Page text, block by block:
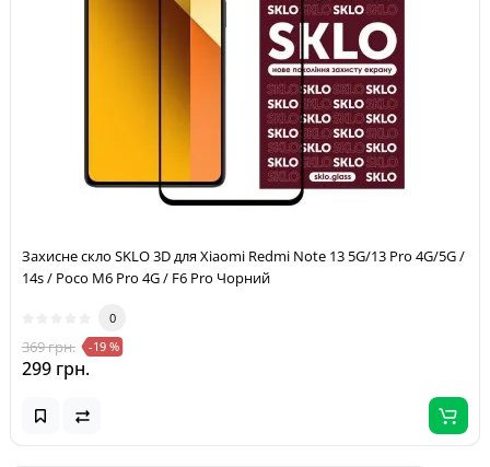
Захисне скло SKLO 3D для Xiaomi Redmi Note 13 5G/13 Pro 4G/5G /
14s / Poco M6 Pro 4G / F6 Pro Чорний
0
369 грн. -19 %
299 грн.